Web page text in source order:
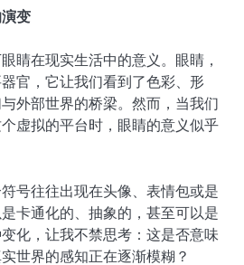
变
睛在现实生活中的意义。眼睛，
官，它让我们看到了色彩、形
外部世界的桥梁。然而，当我们
虚拟的平台时，眼睛的意义似乎
号往往出现在头像、表情包或是
卡通化的、抽象的，甚至可以是
化，让我不禁思考：这是否意味
世界的感知正在逐渐模糊？